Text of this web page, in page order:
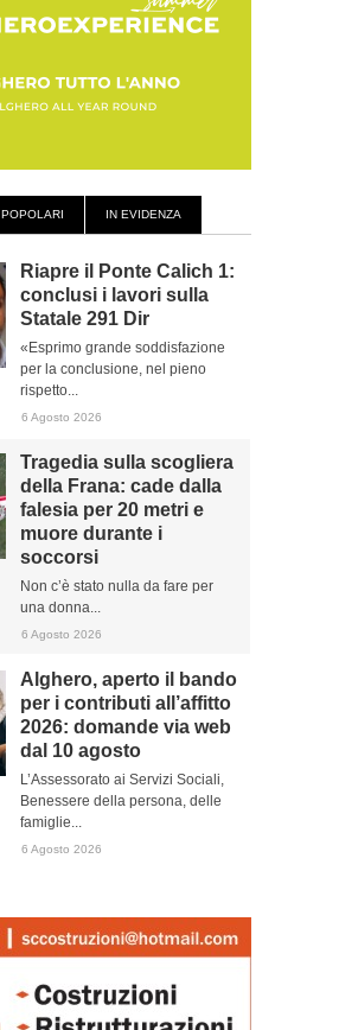
POPOLARI IN EVIDENZA
Riapre il Ponte Calich 1:
conclusi i lavori sulla
Statale 291 Dir
«Esprimo grande soddisfazione
per la conclusione, nel pieno
rispetto...
6 Agosto 2026
Tragedia sulla scogliera
della Frana: cade dalla
falesia per 20 metri e
muore durante i
soccorsi
Non c’è stato nulla da fare per
una donna...
6 Agosto 2026
Alghero, aperto il bando
per i contributi all’affitto
2026: domande via web
dal 10 agosto
L’Assessorato ai Servizi Sociali,
Benessere della persona, delle
famiglie...
6 Agosto 2026